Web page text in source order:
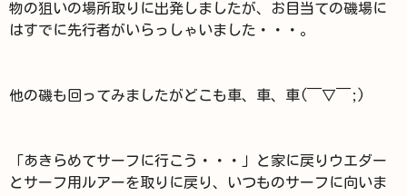
物の狙いの場所取りに出発しましたが、お目当ての磯場に
はすでに先行者がいらっしゃいました・・・。
他の磯も回ってみましたがどこも車、車、車(￣▽￣;)
「あきらめてサーフに行こう・・・」と家に戻りウエダー
とサーフ用ルアーを取りに戻り、いつものサーフに向いま